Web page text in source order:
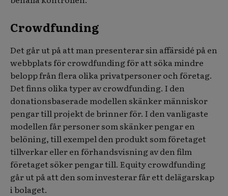
Crowdfunding
Det går ut på att man presenterar sin affärsidé på en
webbplats för crowdfunding för att söka mindre
belopp från flera olika privatpersoner och företag.
Det finns olika typer av crowdfunding. I den
donationsbaserade modellen skänker människor
pengar till projekt de brinner för. I den vanligaste
modellen får personer som skänker pengar en
belöning, till exempel den produkt som företaget
tillverkar eller en förhandsvisning av den film
företaget söker pengar till. Equity crowdfunding
går ut på att den som investerar får ett delägarskap
i bolaget.